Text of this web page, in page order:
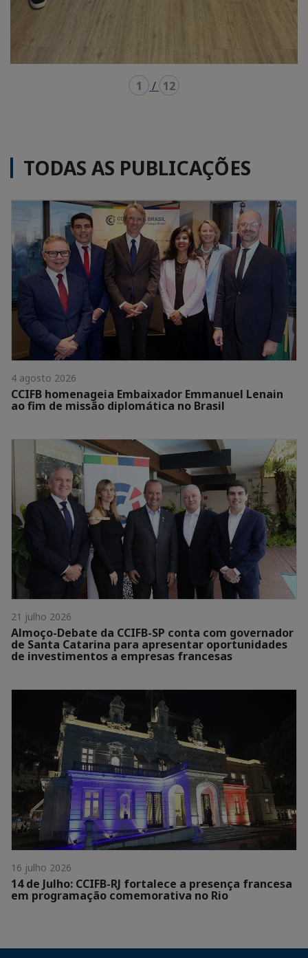
1 / 12
TODAS AS PUBLICAÇÕES
4 agosto 2026
CCIFB homenageia Embaixador Emmanuel Lenain
ao fim de missão diplomática no Brasil
21 julho 2026
Almoço-Debate da CCIFB-SP conta com governador
de Santa Catarina para apresentar oportunidades
de investimentos a empresas francesas
16 julho 2026
14 de Julho: CCIFB-RJ fortalece a presença francesa
em programação comemorativa no Rio